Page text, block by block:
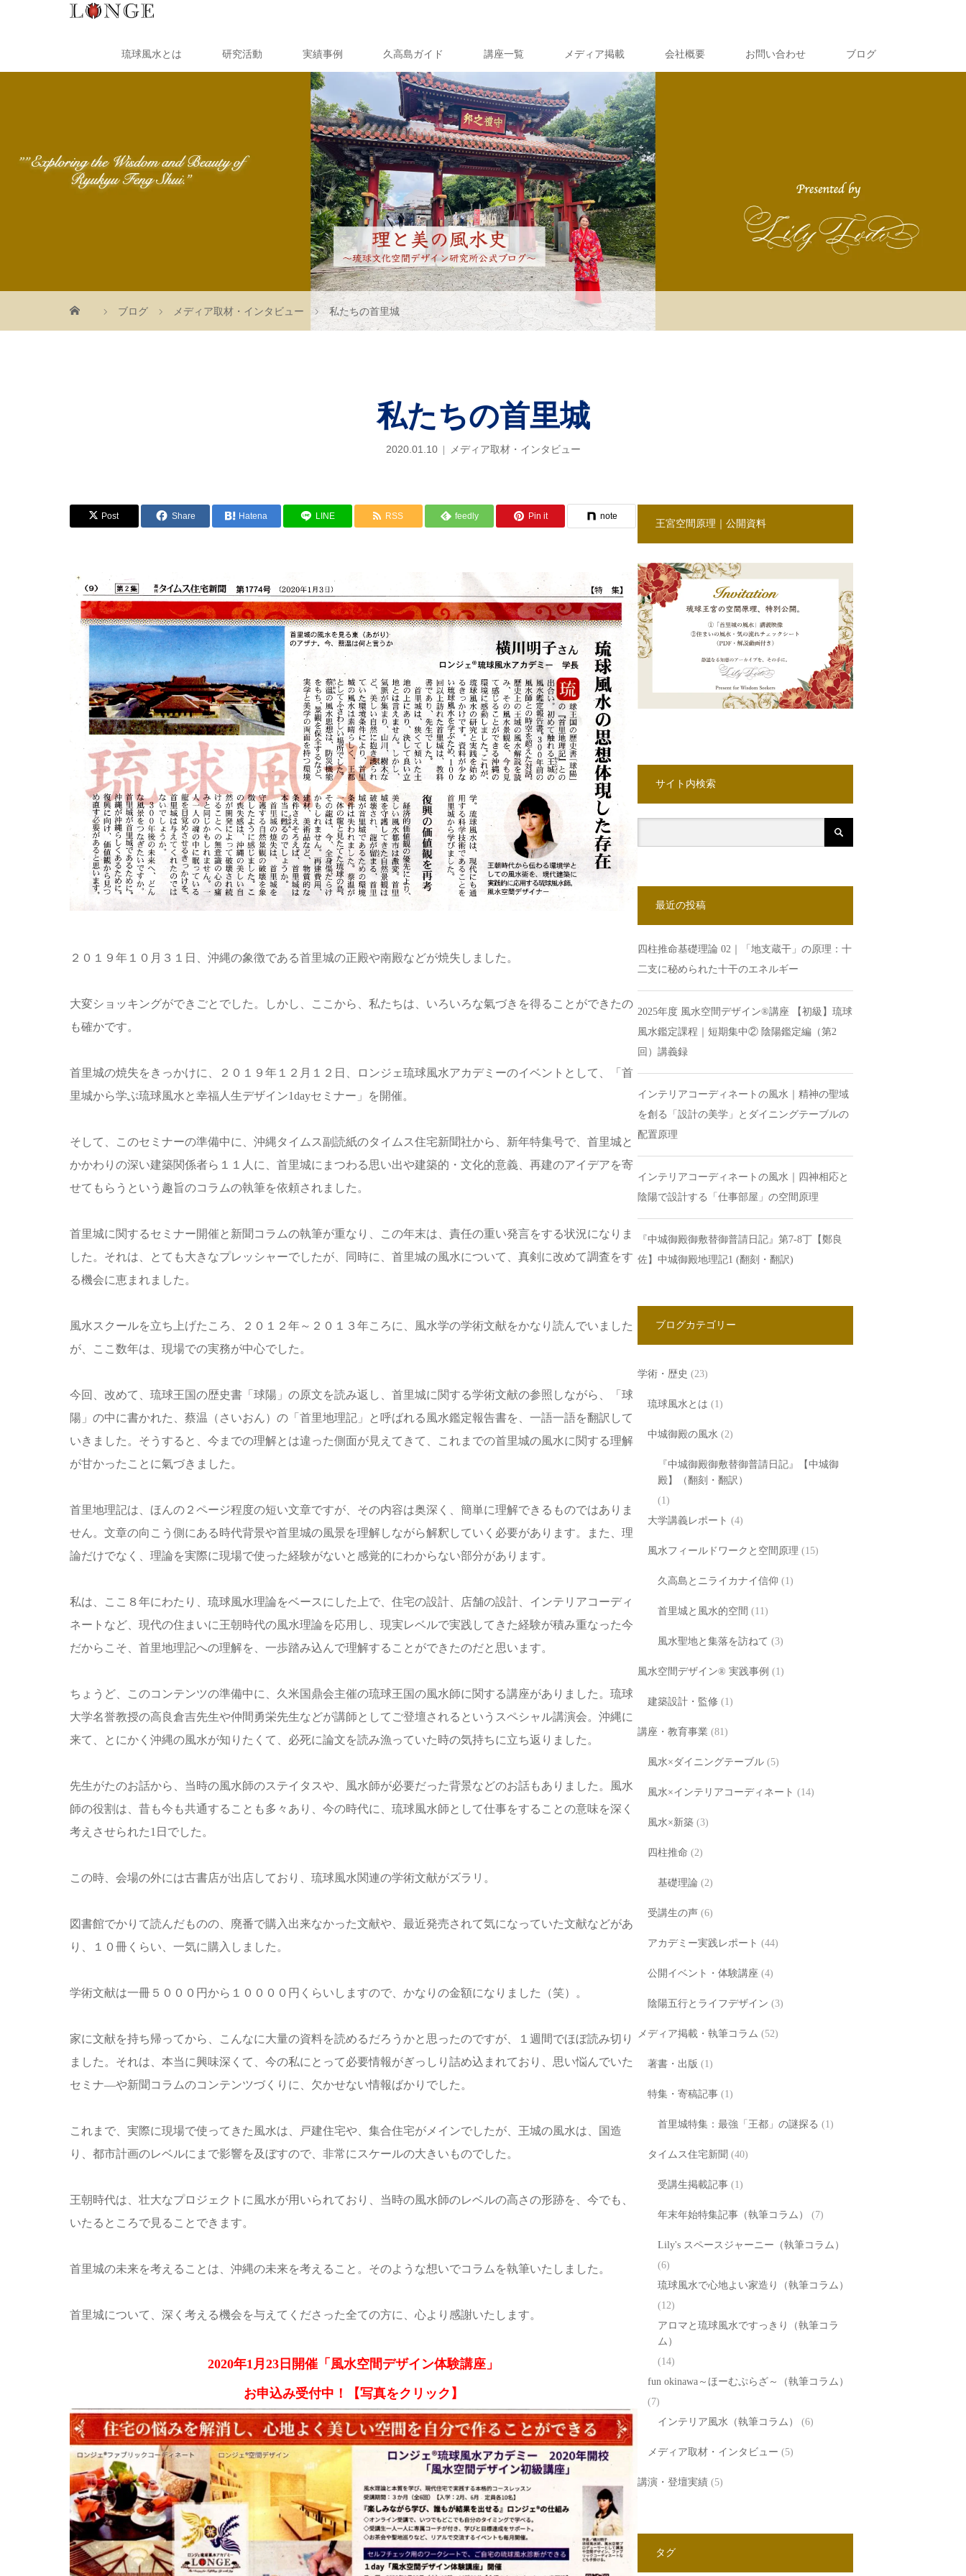
琉球風水とは 研究活動 実績事例 久高島ガイド 講座一覧 メディア掲載 会社概要 お問い合わせ ブログ
ブログ メディア取材・インタビュー 私たちの首里城
私たちの首里城
2020.01.10 メディア取材・インタビュー
Post Share Hatena LINE RSS feedly Pin it note
２０１９年１０月３１日、沖縄の象徴である首里城の正殿や南殿などが焼失しました。
大変ショッキングができごとでした。しかし、ここから、私たちは、いろいろな氣づきを得ることができたの
も確かです。
首里城の焼失をきっかけに、２０１９年１２月１２日、ロンジェ琉球風水アカデミーのイベントとして、「首
里城から学ぶ琉球風水と幸福人生デザイン1dayセミナー」を開催。
そして、このセミナーの準備中に、沖縄タイムス副読紙のタイムス住宅新聞社から、新年特集号で、首里城と
かかわりの深い建築関係者ら１１人に、首里城にまつわる思い出や建築的・文化的意義、再建のアイデアを寄
せてもらうという趣旨のコラムの執筆を依頼されました。
首里城に関するセミナー開催と新聞コラムの執筆が重なり、この年末は、責任の重い発言をする状況になりま
した。それは、とても大きなプレッシャーでしたが、同時に、首里城の風水について、真剣に改めて調査をす
る機会に恵まれました。
風水スクールを立ち上げたころ、２０１２年～２０１３年ころに、風水学の学術文献をかなり読んでいました
が、ここ数年は、現場での実務が中心でした。
今回、改めて、琉球王国の歴史書「球陽」の原文を読み返し、首里城に関する学術文献の参照しながら、「球
陽」の中に書かれた、蔡温（さいおん）の「首里地理記」と呼ばれる風水鑑定報告書を、一語一語を翻訳して
いきました。そうすると、今までの理解とは違った側面が見えてきて、これまでの首里城の風水に関する理解
が甘かったことに氣づきました。
首里地理記は、ほんの２ページ程度の短い文章ですが、その内容は奥深く、簡単に理解できるものではありま
せん。文章の向こう側にある時代背景や首里城の風景を理解しながら解釈していく必要があります。また、理
論だけでなく、理論を実際に現場で使った経験がないと感覚的にわからない部分があります。
私は、ここ８年にわたり、琉球風水理論をベースにした上で、住宅の設計、店舗の設計、インテリアコーディ
ネートなど、現代の住まいに王朝時代の風水理論を応用し、現実レベルで実践してきた経験が積み重なった今
だからこそ、首里地理記への理解を、一歩踏み込んで理解することができたのだと思います。
ちょうど、このコンテンツの準備中に、久米国鼎会主催の琉球王国の風水師に関する講座がありました。琉球
大学名誉教授の高良倉吉先生や仲間勇栄先生などが講師としてご登壇されるというスペシャル講演会。沖縄に
来て、とにかく沖縄の風水が知りたくて、必死に論文を読み漁っていた時の気持ちに立ち返りました。
先生がたのお話から、当時の風水師のステイタスや、風水師が必要だった背景などのお話もありました。
風水
師の役割は、昔も今も共通することも多々あり、今の時代に、琉球風水師として仕事をすることの意味を深く
考えさせられた1日でした。
この時、会場の外には古書店が出店しており、琉球風水関連の学術文献がズラリ。
図書館でかりて読んだものの、廃番で購入出来なかった文献や、最近発売されて気になっていた文献などがあ
り、１０冊くらい、一気に購入しました。
学術文献は一冊５０００円から１００００円くらいしますので、かなりの金額になりました（笑）。
家に文献を持ち帰ってから、こんなに大量の資料を読めるだろうかと思ったのですが、１週間でほぼ読み切り
ました。それは、本当に興味深くて、今の私にとって必要情報がぎっしり詰め込まれており、思い悩んでいた
セミナ―や新聞コラムのコンテンツづくりに、欠かせない情報ばかりでした。
これまで、実際に現場で使ってきた風水は、戸建住宅や、集合住宅がメインでしたが、王城の風水は、国造
り、都市計画のレベルにまで影響を及ぼすので、非常にスケールの大きいものでした。
王朝時代は、壮大なプロジェクトに風水が用いられており、当時の風水師のレベルの高さの形跡を、今でも、
いたるところで見ることできます。
首里城の未来を考えることは、沖縄の未来を考えること。そのような想いでコラムを執筆いたしました。
首里城について、深く考える機会を与えてくださった全ての方に、心より感謝いたします。
2020年1月23日開催「風水空間デザイン体験講座」
お申込み受付中！【写真をクリック】
王宮空間原理｜公開資料
サイト内検索
最近の投稿
四柱推命基礎理論 02｜「地支蔵干」の原理：十
二支に秘められた十干のエネルギー
2025年度 風水空間デザイン®講座 【初級】琉球
風水鑑定課程｜短期集中② 陰陽鑑定編（第2
回）講義録
インテリアコーディネートの風水｜精神の聖域
を創る「設計の美学」とダイニングテーブルの
配置原理
インテリアコーディネートの風水｜四神相応と
陰陽で設計する「仕事部屋」の空間原理
『中城御殿御敷替御普請日記』第7-8丁【鄭良
佐】中城御殿地理記1 (翻刻・翻訳)
ブログカテゴリー
学術・歴史 (23)
琉球風水とは (1)
中城御殿の風水 (2)
『中城御殿御敷替御普請日記』【中城御
殿】（翻刻・翻訳）
(1)
大学講義レポート (4)
風水フィールドワークと空間原理 (15)
久高島とニライカナイ信仰 (1)
首里城と風水的空間 (11)
風水聖地と集落を訪ねて (3)
風水空間デザイン® 実践事例 (1)
建築設計・監修 (1)
講座・教育事業 (81)
風水×ダイニングテーブル(5)
風水×インテリアコーディネート (14)
風水×新築(3)
四柱推命 (2)
基礎理論(2)
受講生の声(6)
アカデミー実践レポート (44)
公開イベント・体験講座 (4)
陰陽五行とライフデザイン (3)
メディア掲載・執筆コラム (52)
著書・出版 (1)
特集・寄稿記事(1)
首里城特集：最強「王都」の謎探る (1)
タイムス住宅新聞 (40)
受講生掲載記事(1)
年末年始特集記事（執筆コラム） (7)
Lily's スペースジャーニー（執筆コラム）
(6)
琉球風水で心地よい家造り（執筆コラム）
(12)
アロマと琉球風水ですっきり（執筆コラ
ム）
(14)
fun okinawa～ほーむぷらざ～（執筆コラム）
(7)
インテリア風水（執筆コラム）
(6)
メディア取材・インタビュー (5)
講演・登壇実績(5)
タグ